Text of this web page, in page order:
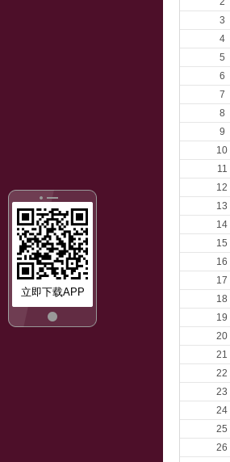
立即下载APP
3
4
5
6
7
8
9
10
11
12
13
14
15
16
17
18
19
20
21
22
23
24
25
26